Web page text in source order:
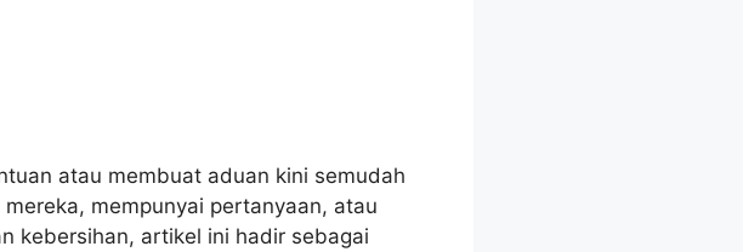
atau membuat aduan kini semudah
mempunyai pertanyaan, atau
kebersihan, artikel ini hadir sebagai